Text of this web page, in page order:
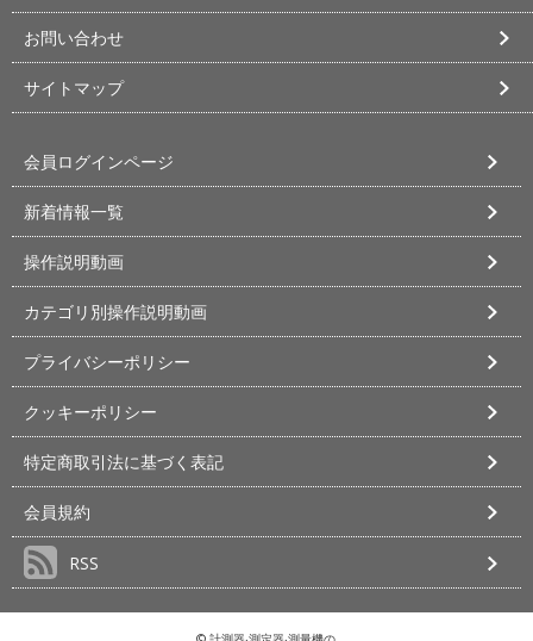
お問い合わせ
サイトマップ
会員ログインページ
新着情報一覧
操作説明動画
カテゴリ別操作説明動画
プライバシーポリシー
クッキーポリシー
特定商取引法に基づく表記
会員規約
RSS